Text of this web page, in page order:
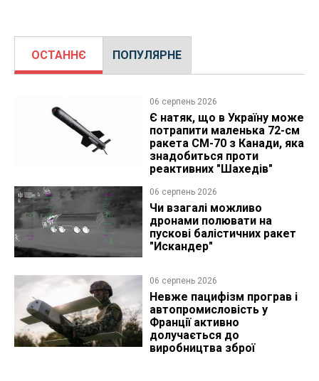
ОСТАННЄ ПОПУЛЯРНЕ
06 серпень 2026
Є натяк, що в Україну може
потрапити маленька 72-см
ракета CM-70 з Канади, яка
знадобиться проти
реактивних "Шахедів"
06 серпень 2026
Чи взагалі можливо
дронами полювати на
пускові балістичних ракет
"Искандер"
06 серпень 2026
Невже пацифізм програв і
автопромисловість у
Франції активно
долучається до
виробництва зброї